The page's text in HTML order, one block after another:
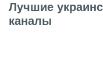
Лучшие
каналы